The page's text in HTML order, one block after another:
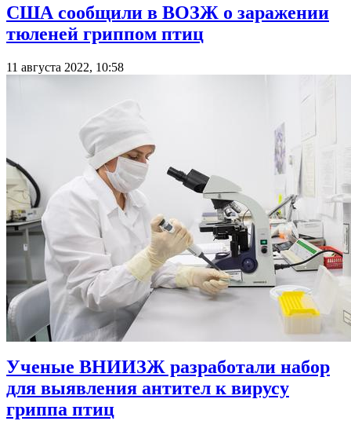
США сообщили в ВОЗЖ о заражении
тюленей гриппом птиц
11 августа 2022, 10:58
Ученые ВНИИЗЖ разработали набор
для выявления антител к вирусу
гриппа птиц